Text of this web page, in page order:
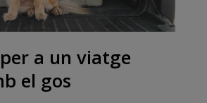
a un viatge
el gos